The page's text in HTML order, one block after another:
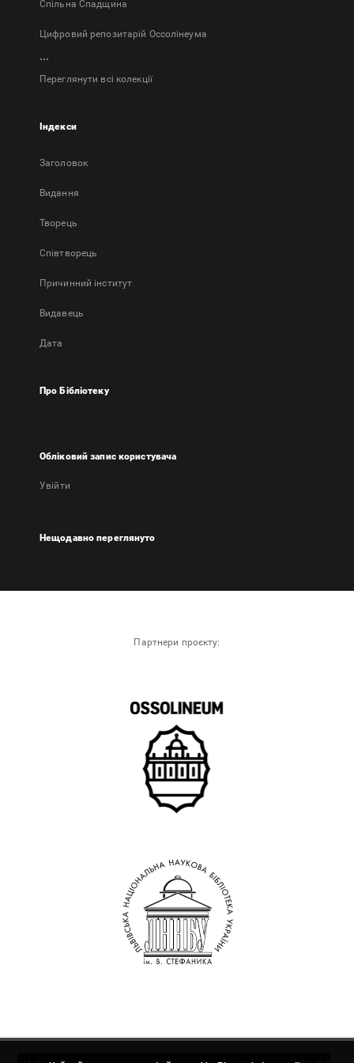
Спільна Спадщина
Цифровий репозитарій Оссолінеума
...
Переглянути всі колекції
Індекси
Заголовок
Bидання
Творець
Співтворець
Причинний інститут
Видавець
Дата
Про Бібліотеку
Обліковий запис користувача
Увійти
Нещодавно переглянуто
Партнери проєкту: